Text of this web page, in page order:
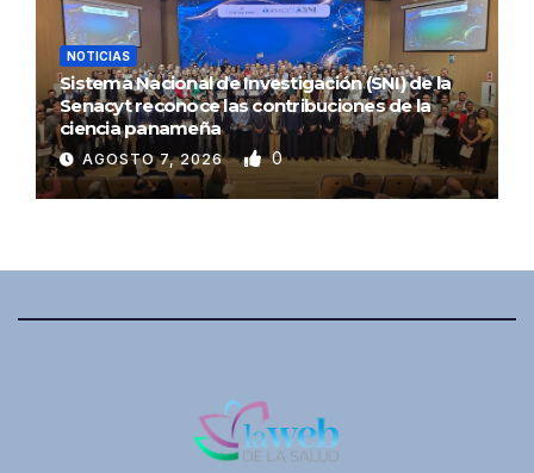
NOTICIAS
Sistema Nacional de Investigación (SNI) de la
Senacyt reconoce las contribuciones de la
ciencia panameña
AGOSTO 7, 2026 0